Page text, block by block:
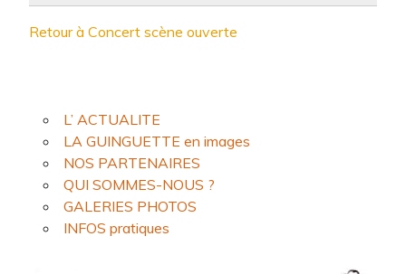
Retour à Concert scène ouverte
L’ ACTUALITE
LA GUINGUETTE en images
NOS PARTENAIRES
QUI SOMMES-NOUS ?
GALERIES PHOTOS
INFOS pratiques